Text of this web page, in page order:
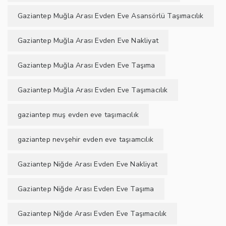
Gaziantep Muğla Arası Evden Eve Asansörlü Taşımacılık
Gaziantep Muğla Arası Evden Eve Nakliyat
Gaziantep Muğla Arası Evden Eve Taşıma
Gaziantep Muğla Arası Evden Eve Taşımacılık
gaziantep muş evden eve taşımacılık
gaziantep nevşehir evden eve taşıamcılık
Gaziantep Niğde Arası Evden Eve Nakliyat
Gaziantep Niğde Arası Evden Eve Taşıma
Gaziantep Niğde Arası Evden Eve Taşımacılık